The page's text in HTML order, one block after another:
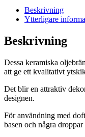
Beskrivning
Ytterligare
Beskrivning
Dessa keramiska
att ge ett kvalitativt
Det blir en attraktiv
designen.
För användning med
basen och några